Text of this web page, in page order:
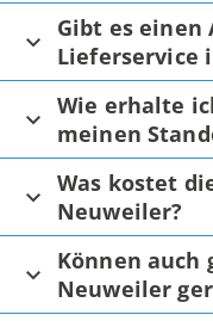
Gibt es einen
Lieferservice
Wie erhalte
meinen
Was kostet
Neuweiler?
Können auch
Neuweiler